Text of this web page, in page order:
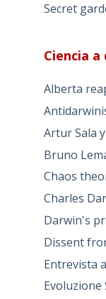
Secret
Ciencia
Alberta
Artur Sala
Bruno
Chaos
Charles
Darwin's
Dissent
Entrevista
Evoluzione